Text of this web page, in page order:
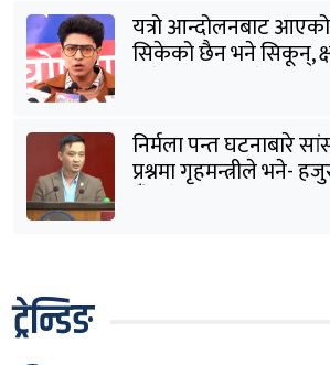
यत्रो आन्दोलनबाट
सिकेको छैन भने सिकून्,
निर्मला पन्त घटनाबारे
प्रश्नमा गृहमन्त्रीले भने-
ट्रेन्डिङ